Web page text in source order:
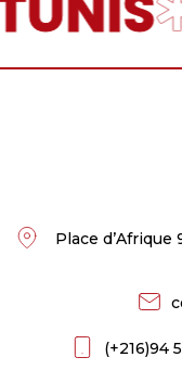
Place d’Afrique
(+216)94